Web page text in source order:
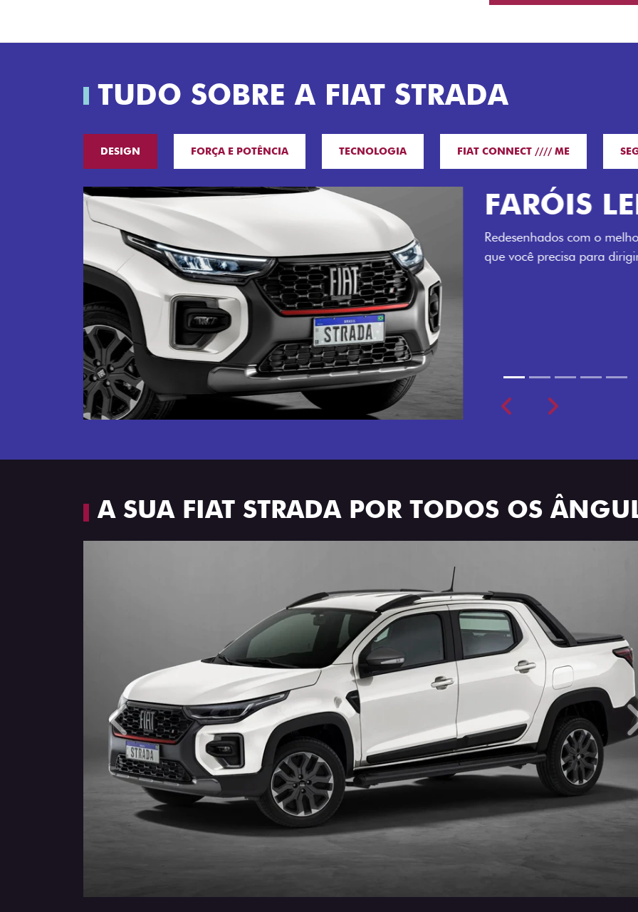
TUDO SOBRE A FIAT STRADA
DESIGN FORÇA E POTÊNCIA TECNOLOGIA FIAT CONNECT //// ME
O
LUGARES
Próximo
Espaço e conforto
PreviousNext
A SUA FIAT STRADA POR TODOS OS
Anterior